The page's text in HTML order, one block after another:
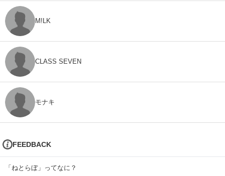
M!LK
CLASS SEVEN
モナキ
FEEDBACK
「ねとらぼ」ってなに？